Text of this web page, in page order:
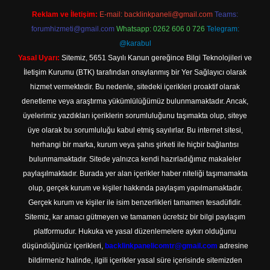
Reklam ve İletişim: E-mail: backlinkpaneli@gmail.com Teams:
forumhizmeti@gmail.com Whatsapp: 0262 606 0 726 Telegram:
@karabul
Yasal Uyarı: Sitemiz, 5651 Sayılı Kanun gereğince Bilgi Teknolojileri ve
İletişim Kurumu (BTK) tarafından onaylanmış bir Yer Sağlayıcı olarak
hizmet vermektedir. Bu nedenle, sitedeki içerikleri proaktif olarak
denetleme veya araştırma yükümlülüğümüz bulunmamaktadır. Ancak,
üyelerimiz yazdıkları içeriklerin sorumluluğunu taşımakta olup, siteye
üye olarak bu sorumluluğu kabul etmiş sayılırlar. Bu internet sitesi,
herhangi bir marka, kurum veya şahıs şirketi ile hiçbir bağlantısı
bulunmamaktadır. Sitede yalnızca kendi hazırladığımız makaleler
paylaşılmaktadır. Burada yer alan içerikler haber niteliği taşımamakta
olup, gerçek kurum ve kişiler hakkında paylaşım yapılmamaktadır.
Gerçek kurum ve kişiler ile isim benzerlikleri tamamen tesadüfidir.
Sitemiz, kar amacı gütmeyen ve tamamen ücretsiz bir bilgi paylaşım
platformudur. Hukuka ve yasal düzenlemelere aykırı olduğunu
düşündüğünüz içerikleri, backlinkpanelicomtr@gmail.com adresine
bildirmeniz halinde, ilgili içerikler yasal süre içerisinde sitemizden